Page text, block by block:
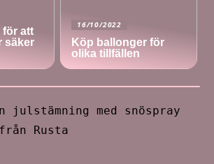
för att
säker
16/10/2022
Köp ballonger för
olika tillfällen
julstämning med snöspray
Rusta